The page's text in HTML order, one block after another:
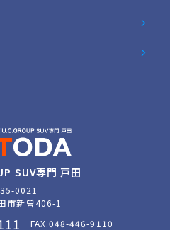
SUV専門 戸田
0021
市新曽406-1
FAX.048-446-9110